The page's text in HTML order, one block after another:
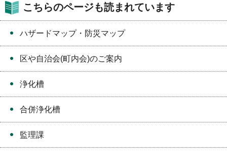
こちらのページも読まれています
ハザードマップ・防災マップ
区や自治会(町内会)のご案内
浄化槽
合併浄化槽
監理課